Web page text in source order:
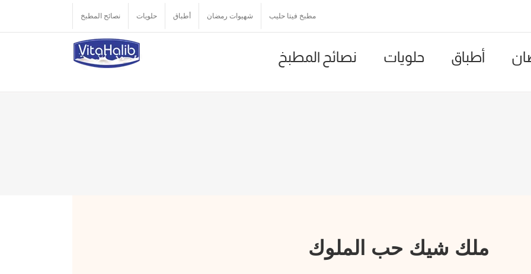
مطبخ فيتا حليب شهيوات رمضان أطباق حلويات نصائح المطبخ
أطباق حلويات نصائح المطبخ
ملك شيك حب الملوك